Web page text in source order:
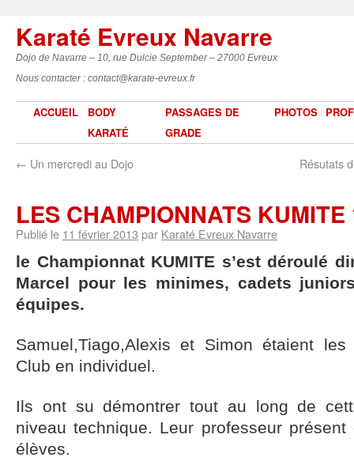
Karaté Evreux Navarre
Dojo de Navarre – 10, rue Dulcie September – 27000 Evreux
Nous contacter : contact@karate-evreux.fr
ACCUEIL
BODY
KARATÉ
PASSAGES DE
GRADE
PHOTOS
← Un mercredi au Dojo Résutats
LES CHAMPIONNATS
Publié le 11 février 2013 par Karaté Evreux Navarre
le Championnat KUMITE s’est déroulé
Marcel pour les minimes, cadets
équipes.
Samuel,Tiago,Alexis et Simon étaient
Club en individuel.
Ils ont su démontrer tout au long de
niveau technique. Leur professeur
élèves.